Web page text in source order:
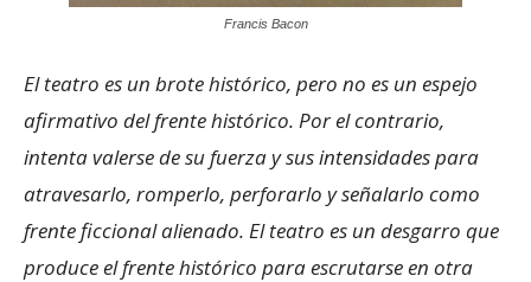
Francis Bacon
El teatro es un brote histórico, pero no es un espejo
afirmativo del frente histórico. Por el contrario,
intenta valerse de su fuerza y sus intensidades para
atravesarlo, romperlo, perforarlo y señalarlo como
frente ficcional alienado. El teatro es un desgarro que
produce el frente histórico para escrutarse en otra